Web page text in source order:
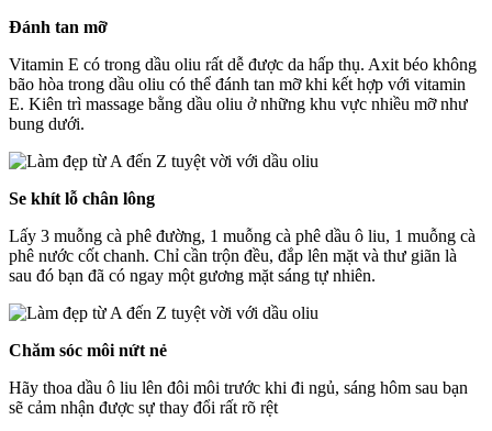
Đánh tan mỡ
Vitamin E có trong dầu oliu rất dễ được da hấp thụ. Axit béo không
bão hòa trong dầu oliu có thể đánh tan mỡ khi kết hợp với vitamin
E. Kiên trì massage bằng dầu oliu ở những khu vực nhiều mỡ như
bung dưới.
Se khít lỗ chân lông
Lấy 3 muỗng cà phê đường, 1 muỗng cà phê dầu ô liu, 1 muỗng cà
phê nước cốt chanh. Chỉ cần trộn đều, đắp lên mặt và thư giãn là
sau đó bạn đã có ngay một gương mặt sáng tự nhiên.
Chăm sóc môi nứt nẻ
Hãy thoa dầu ô liu lên đôi môi trước khi đi ngủ, sáng hôm sau bạn
sẽ cảm nhận được sự thay đổi rất rõ rệt